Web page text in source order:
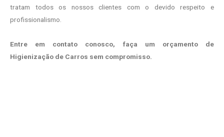
tratam todos os nossos clientes com o devido respeito e
profissionalismo.
Entre em contato conosco, faça um orçamento de
Higienização de Carros sem compromisso.